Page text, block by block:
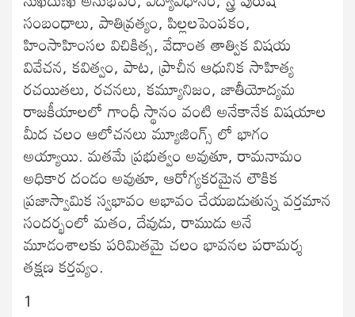
సంబంధాలు, పాతివ్రత్యం, పిల్లలపెంపకం,
హింసాహింసల విచికిత్స, వేదాంత తాత్విక విషయ
వివేచన, కవిత్వం, పాట, ప్రాచీన ఆధునిక సాహిత్య
రచయితలు, రచనలు, కమ్యూనిజం, జాతీయోద్యమ
రాజకీయాలలో గాంధీ స్థానం వంటి అనేకానేక విషయాల
మీద చలం ఆలోచనలు మ్యూజింగ్స్ లో భాగం
అయ్యాయి. మతమే ప్రభుత్వం అవుతూ, రామనామం
అధికార దండం అవుతూ, ఆరోగ్యకరమైన లౌకిక
ప్రజాస్వామిక స్వభావం అభావం చేయబడుతున్న వర్తమాన
సందర్భంలో మతం, దేవుడు, రాముడు అనే
మూడంశాలకు పరిమితమై చలం భావనల పరామర్శ
తక్షణ కర్తవ్యం.
1